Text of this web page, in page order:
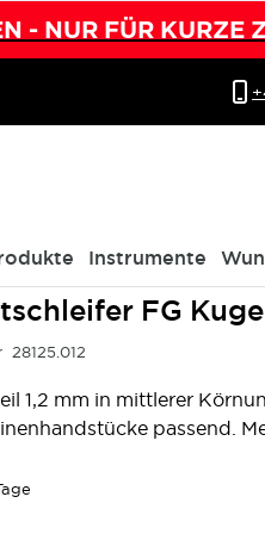
- NUR FÜR KURZE
Instrumente
FG
28125.012
1,2 mm in mittlerer
passend.